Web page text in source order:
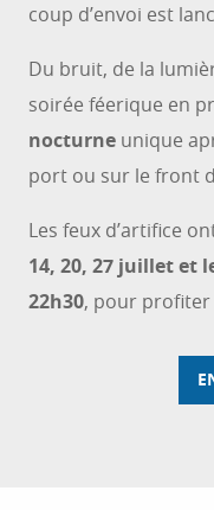
coup d’envoi est
Du bruit, de la
soirée féerique en
nocturne unique
port ou sur le front
Les feux d’artifice
14, 20, 27 juillet et
22h30, pour profiter